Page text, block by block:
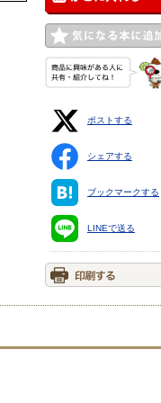
ポストする
シェアする
ブックマークする
LINEで送る